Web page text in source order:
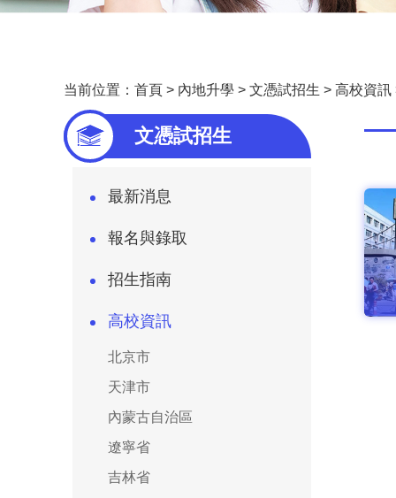
当前位置： 首頁 > 內地升學 > 文憑試招生 > 高校資訊
文憑試招生
最新消息
報名與錄取
招生指南
高校資訊
北京市
天津市
內蒙古自治區
遼寧省
吉林省